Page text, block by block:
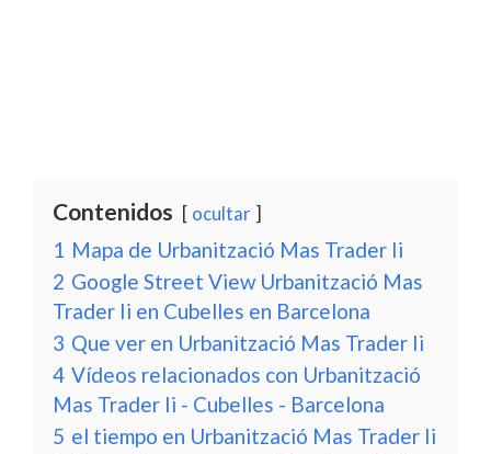
Contenidos ocultar
1 Mapa de Urbanització Mas Trader Ii
2 Google Street View Urbanització Mas
Trader Ii en Cubelles en Barcelona
3 Que ver en Urbanització Mas Trader Ii
4 Vídeos relacionados con Urbanització
Mas Trader Ii - Cubelles - Barcelona
5 el tiempo en Urbanització Mas Trader Ii